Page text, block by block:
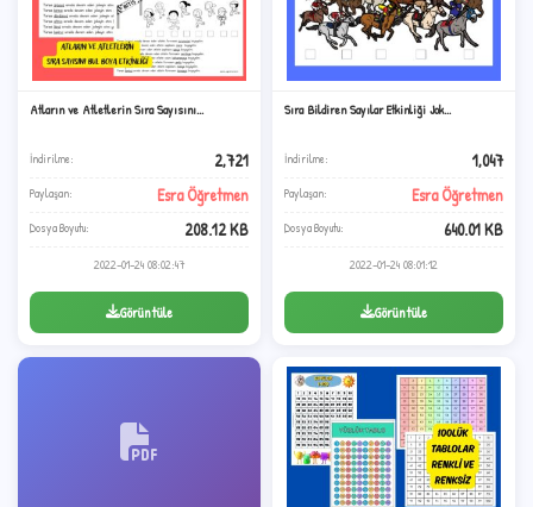
Atların ve Atletlerin Sıra Sayısını...
İndirilme: 2,721
Paylaşan: Esra Öğretmen
Dosya Boyutu: 208.12 KB
2022-01-24 08:02:47
Görüntüle
Sıra Bildiren Sayılar Etkinliği Jok...
İndirilme: 1,047
Paylaşan: Esra Öğretmen
Dosya Boyutu: 640.01 KB
2022-01-24 08:01:12
Görüntüle B